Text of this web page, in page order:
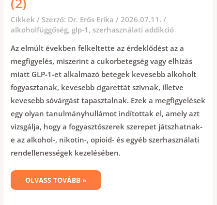
Cikkek / Szerző: Dr. Erős Erika/ 2026.07.11./
alkoholfüggőség, glp-1 , szerhasználati addikció
Az elmúlt években felkeltette az érdeklődést az a
megfigyelés, miszerint a cukorbetegség vagy elhízás
miatt GLP-1-et alkalmazó betegek kevesebb alkoholt
fogyasztanak, kevesebb cigarettát szívnak, illetve
kevesebb sóvárgást tapasztalnak. Ezek a megfigyelések
egy olyan tanulmányhullámot indítottak el, amely azt
vizsgálja, hogy a fogyasztószerek szerepet játszhatnak-
e az alkohol-, nikotin-, opioid- és egyéb szerhasználati
rendellenességek kezelésében.
OLVASS TOVÁBB »